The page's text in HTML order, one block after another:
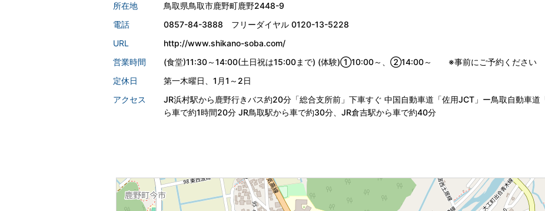
所在地
鳥取県鳥取市鹿野町鹿野2448-9
電話
0857-84-3888 フリーダイヤル 0120-13-5228
URL
http://www.shikano-soba.com/
営業時間
(食堂)11:30～14:00(土日祝は15:00まで) (体験)①10:00～、②14:00～　　※事前にご予約ください
定休日
第一木曜日、1月1～2日
アクセス
JR浜村駅から鹿野行きバス約20分「総合支所前」下車すぐ 中国自動車道「佐用JCT」ー鳥取自動車
ら車で約1時間20分 JR鳥取駅から車で約30分、JR倉吉駅から車で約40分